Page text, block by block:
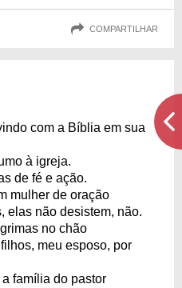
COMPARTILHAR
com a Bíblia em sua
à igreja.
de fé e ação.
mulher de oração
elas não desistem, não.
no chão
meu esposo, por
família do pastor